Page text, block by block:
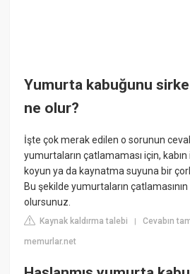
Yumurta kabuğunu
ne olur?
İşte çok merak edilen o sorunun
yumurtaların çatlamaması için,
koyun ya da kaynatma suyuna bir
Bu şekilde yumurtaların
olursunuz.
Kaynak kaldırma talebi |Cevabın
memurlar.net